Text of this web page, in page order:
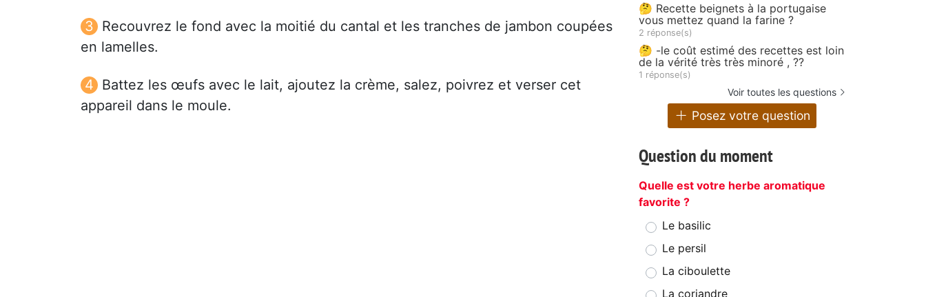
Recouvrez le fond avec la moitié du cantal et les tranches de jambon coupées
en lamelles.
Battez les œufs avec le lait, ajoutez la crème, salez, poivrez et verser cet
appareil dans le moule.
🤔 Recette beignets à la portugaise
vous mettez quand la farine ?
2 réponse(s)
🤔 -le coût estimé des recettes est loin
de la vérité très très minoré , ??
1 réponse(s)
Voir toutes les questions
Posez votre question
Question du moment
Quelle est votre herbe aromatique
favorite ?
Le basilic
Le persil
La ciboulette
La coriandre